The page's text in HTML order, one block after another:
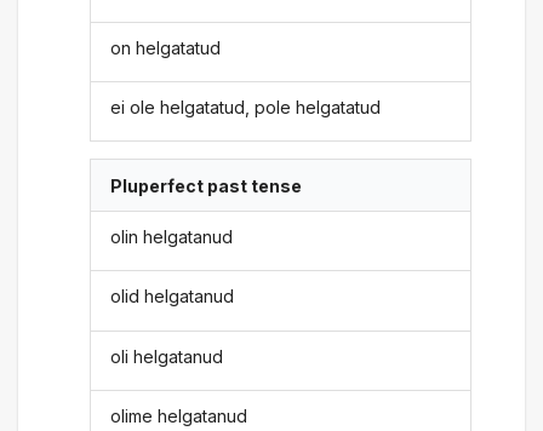
on helgatatud
ei ole helgatatud, pole helgatatud
Pluperfect past tense
olin helgatanud
olid helgatanud
oli helgatanud
olime helgatanud